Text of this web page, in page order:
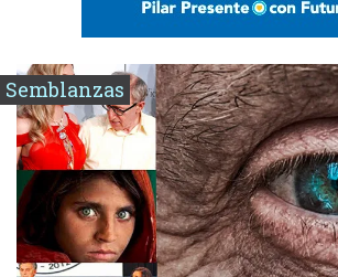
Semblanzas